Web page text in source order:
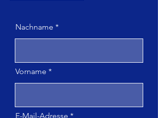
Nachname
Vorname
E-Mail-Adresse